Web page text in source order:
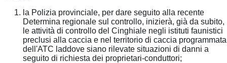
la Polizia provinciale, per dare seguito alla recente
Determina regionale sul controllo, inizierà, già da subito,
le attività di controllo del Cinghiale negli istituti faunistici
preclusi alla caccia e nel territorio di caccia programmata
dell'ATC laddove siano rilevate situazioni di danni a
seguito di richiesta dei proprietari-conduttori;